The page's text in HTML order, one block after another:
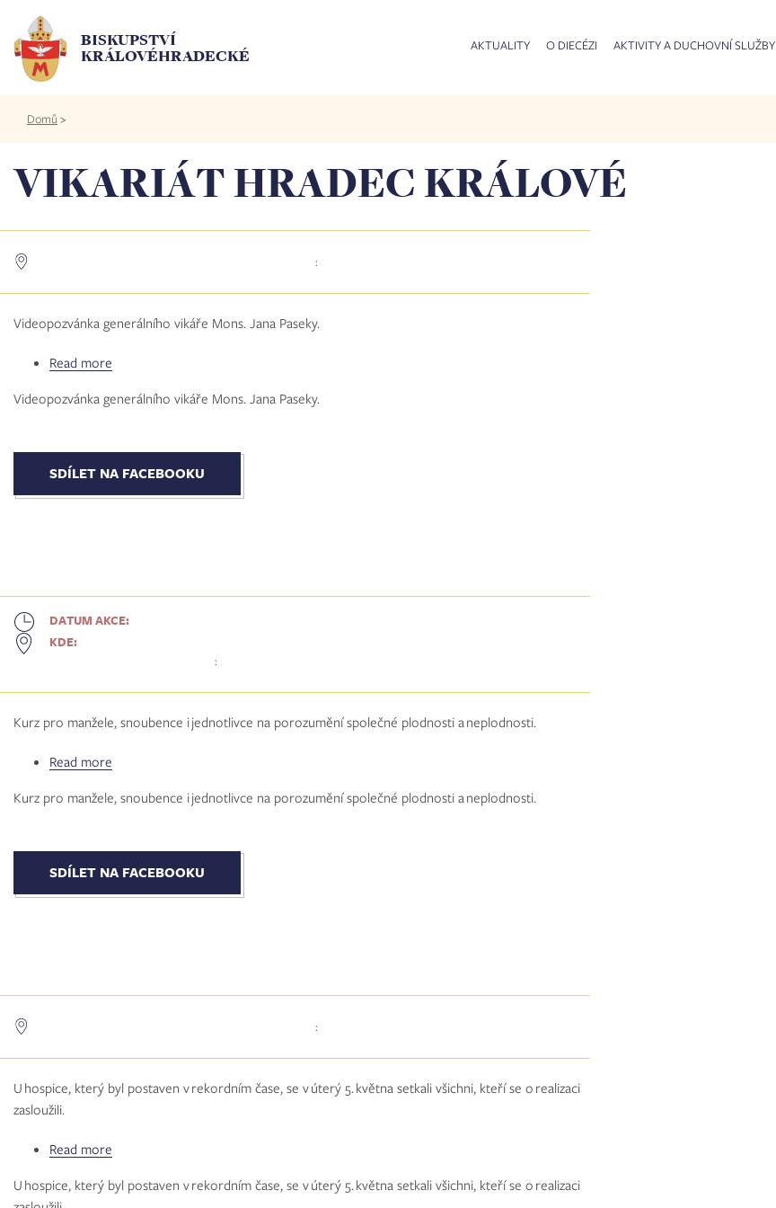
hlavnímu
obsahu
BISKUPSTVÍ
KRÁLOVÉHRADECKÉ
AKTUALITY O DIECÉZI AKTIVITY A DUCHOVNÍ SLUŽBY
Drobečková
navigace
Domů >
VIKARIÁT HRADEC KRÁLOVÉ
:
Videopozvánka generálního vikáře Mons. Jana Paseky.
Read more
čeká
setkání.
Už
ve
Videopozvánka generálního vikáře Mons. Jana Paseky.
SDÍLET NA FACEBOOKU
DATUM AKCE:
KDE:
:
Kurz pro manžele, snoubence i jednotlivce na porozumění společné plodnosti a neplodnosti.
Read more
symptotermální
-
odevzdávám
se
Kurz pro manžele, snoubence i jednotlivce na porozumění společné plodnosti a neplodnosti.
SDÍLET NA FACEBOOKU
:
U hospice, který byl postaven v rekordním čase, se v úterý 5. května setkali všichni, kteří se o realizaci
zasloužili.
Read more
pro
U hospice, který byl postaven v rekordním čase, se v úterý 5. května setkali všichni, kteří se o realizaci